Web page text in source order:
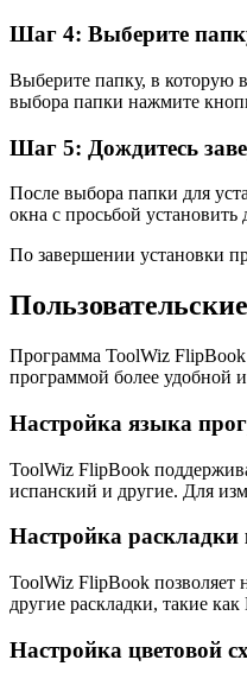
Шаг 4: Выберите
Выберите папку, в которую
выбора папки нажмите
Шаг 5: Дождитесь
После выбора папки для
окна с просьбой
По завершении установки
Программа ToolWiz FlipBook
программой более удобной
Настройка языка
ToolWiz FlipBook
испанский и другие. Для
Настройка
ToolWiz FlipBook позволяет
другие раскладки, такие
Настройка цветовой